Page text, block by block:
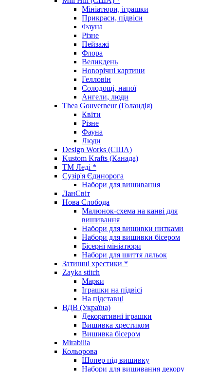
Мініатюри, іграшки
Прикраси, підвіси
Фауна
Різне
Пейзажі
Флора
Великдень
Новорічні картини
Гелловін
Солодощі, напої
Ангели, люди
Thea Gouverneur (Голандія)
Квіти
Різне
Фауна
Люди
Design Works (США)
Kustom Krafts (Канада)
ТМ Леді *
Сузір'я Єдинорога
Набори для вишивання
ЛанСвіт
Нова Слобода
Малюнок-схема на канві для
вишивання
Набори для вишивки нитками
Набори для вишивки бісером
Бісерні мініатюри
Набори для шиття ляльок
Затишні хрестики *
Zayka stitch
Марки
Іграшки на підвісі
На підставці
ВДВ (Україна)
Декоративні іграшки
Вишивка хрестиком
Вишивка бісером
Mirabilia
Кольорова
Шопер під вишивку
Набори для вишивання декору